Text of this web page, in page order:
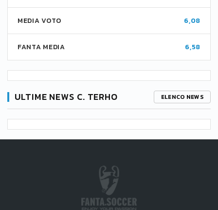
MEDIA VOTO 6,08
FANTA MEDIA 6,58
ULTIME NEWS C. TERHO ELENCO NEWS